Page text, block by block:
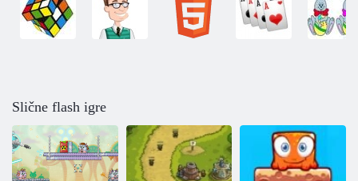
Slične flash igre